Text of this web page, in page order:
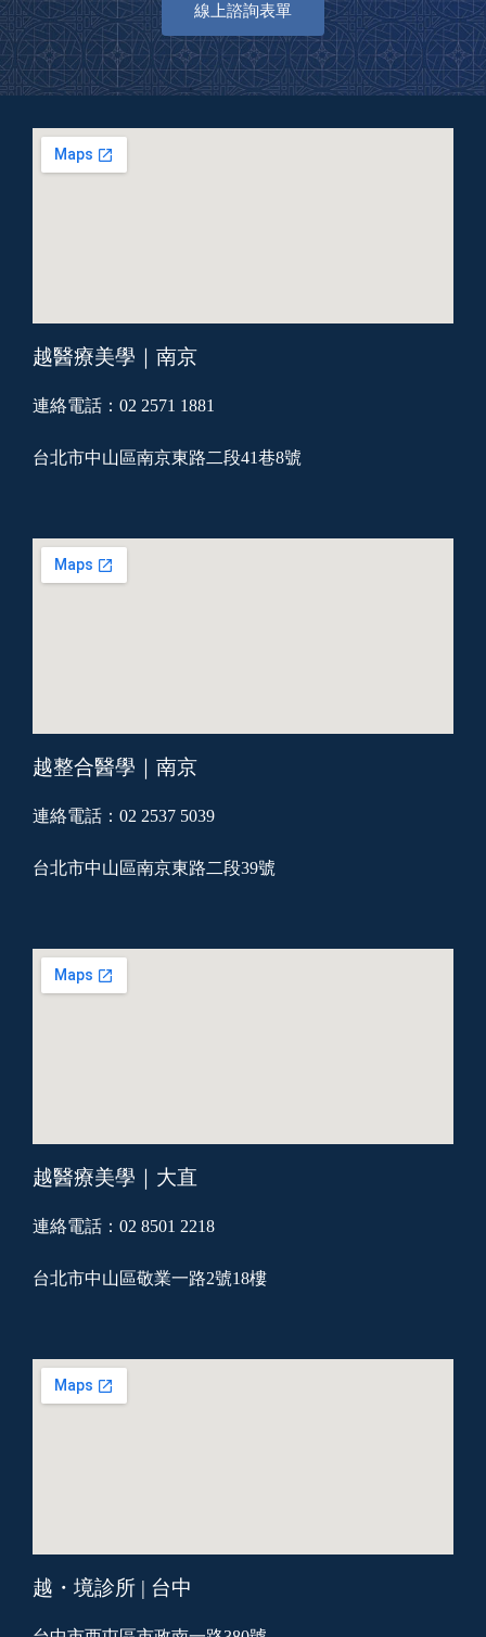
線上諮詢表單
越醫療美學｜南京
連絡電話：02 2571 1881
台北市中山區南京東路二段41巷8號
越整合醫學｜南京
連絡電話：02 2537 5039
台北市中山區南京東路二段39號
越醫療美學｜大直
連絡電話：02 8501 2218
台北市中山區敬業一路2號18樓
越・境診所 | 台中